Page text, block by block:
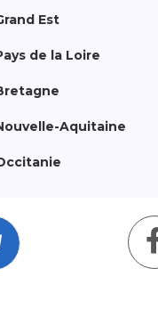
Est
de la Loire
Aquitaine